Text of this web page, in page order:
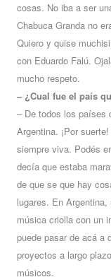
cosas. No iba a ser
Chabuca Granda no
Quiero y quise
con Eduardo Falú.
mucho respeto.
– ¿Cual fue el país
– De todos los países
Argentina. ¡Por
siempre viva. Podés
decía que estaba
de que se que hay
lugares. En
música criolla con un
puede pasar de acá a
proyectos a largo
músicos.